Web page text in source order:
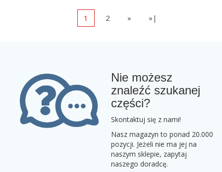
1 2 » »|
Nie możesz
znaleźć szukanej
części?
Skontaktuj się z nami!
Nasz magazyn to ponad 20.000
pozycji. Jeżeli nie ma jej na
naszym sklepie, zapytaj
naszego doradcę.